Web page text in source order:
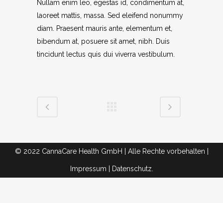
Nullam enim leo, egestas id, condimentum at,
laoreet mattis, massa. Sed eleifend nonummy
diam. Praesent mauris ante, elementum et,
bibendum at, posuere sit amet, nibh. Duis
tincidunt lectus quis dui viverra vestibulum.
© 2022 CannaCare Health GmbH | Alle Rechte vorbehalten |
Impressum Datenschutz.